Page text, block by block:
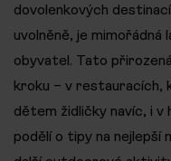
dovolenkových
uvolněně, je
obyvatel. Tato
kroku – v restauracích,
dětem židličky navíc, i
podělí o tipy na nejlepší